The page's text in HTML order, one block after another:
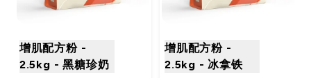
增肌配方粉 -
2.5kg - 黑糖珍奶
增肌配方粉 -
2.5kg - 冰拿铁